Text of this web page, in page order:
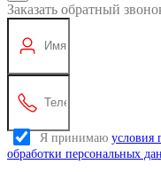
Заказать обратный
Я принимаю условия
обработки персональных